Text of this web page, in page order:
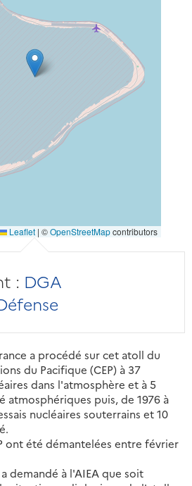
Leaflet | ©OpenStreetMapcontributors
: DGA
a procédé sur cet atoll du
du Pacifique (CEP) à 37
dans l'atmosphère et à 5
atmosphériques puis, de 1976 à
nucléaires souterrains et 10
ont été démantelées entre février
demandé à l'AIEA que soit